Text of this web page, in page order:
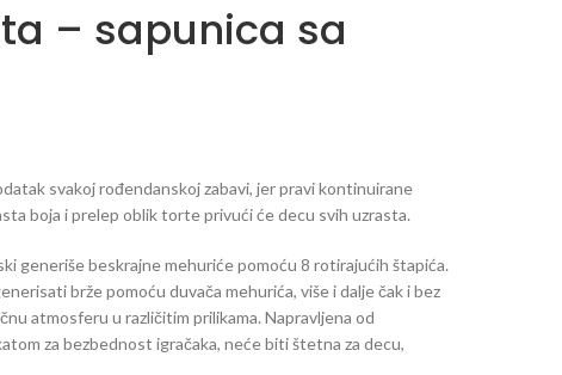
– sapunica sa
svakoj rođendanskoj zabavi, jer pravi kontinuirane
boja i prelep oblik torte privući će decu svih uzrasta.
generiše beskrajne mehuriće pomoću 8 rotirajućih štapića.
brže pomoću duvača mehurića, više i dalje čak i bez
atmosferu u različitim prilikama. Napravljena od
za bezbednost igračaka, neće biti štetna za decu,